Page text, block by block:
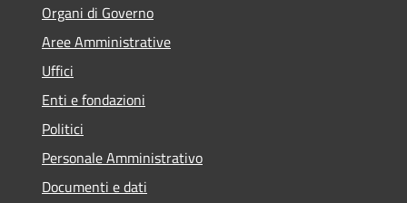
Organi di Governo
Aree Amministrative
Uffici
Enti e fondazioni
Politici
Personale Amministrativo
Documenti e dati